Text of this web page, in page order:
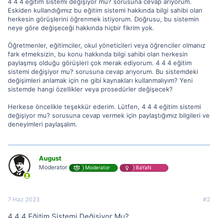
Eskiden kullandığımız bu eğitim sistemi hakkında bilgi sahibi olan
herkesin görüşlerini öğrenmek istiyorum. Doğrusu, bu sistemin
neye göre değişeceği hakkında hiçbir fikrim yok.
Öğretmenler, eğitimciler, okul yöneticileri veya öğrenciler olmanız
fark etmeksizin, bu konu hakkında bilgi sahibi olan herkesin
paylaşmış olduğu görüşleri çok merak ediyorum. 4 4 4 eğitim
sistemi değişiyor mu? sorusuna cevap arıyorum. Bu sistemdeki
değişimleri anlamak için ne gibi kaynakları kullanmalıyım? Yeni
sistemde hangi özellikler veya prosedürler değişecek?
Herkese öncelikle teşekkür ederim. Lütfen, 4 4 4 eğitim sistemi
değişiyor mu? sorusuna cevap vermek için paylaştığımız bilgileri ve
deneyimleri paylaşalım.
August
Moderator Moderator BaYaN
7 Haz 2023 #2